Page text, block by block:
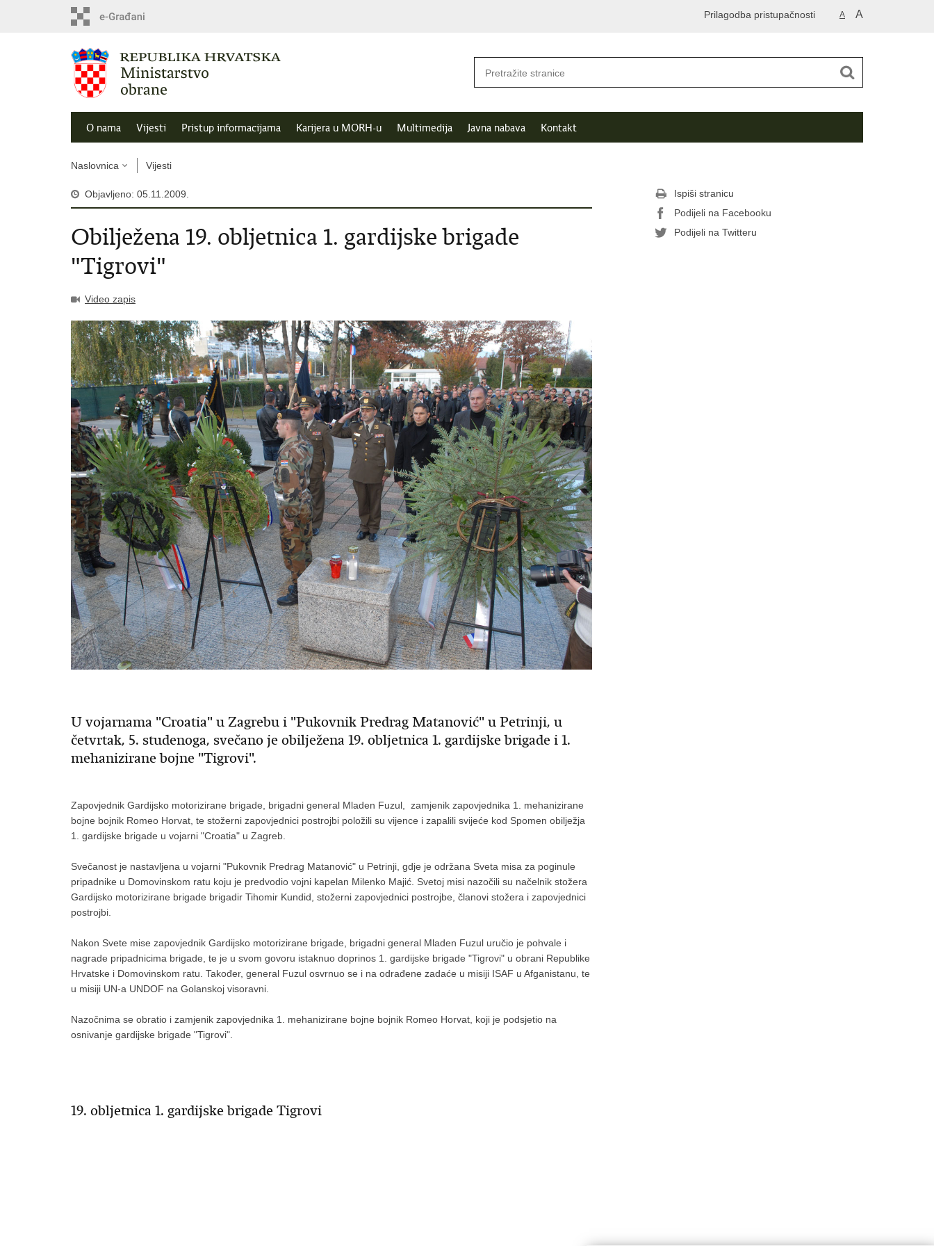
A A
Prilagodba pristupačnosti
O nama Vijesti Pristup informacijama Karijera u MORH-u Multimedija Javna nabava Kontakt
Naslovnica Vijesti
Objavljeno: 05.11.2009.
Obilježena 19. obljetnica 1. gardijske brigade
"Tigrovi"
Video zapis
U vojarnama "Croatia" u Zagrebu i "Pukovnik Predrag Matanović" u Petrinji, u
četvrtak, 5. studenoga, svečano je obilježena 19. obljetnica 1. gardijske brigade i 1.
mehanizirane bojne "Tigrovi".
Zapovjednik Gardijsko motorizirane brigade, brigadni general Mladen Fuzul, zamjenik zapovjednika 1. mehanizirane
bojne bojnik Romeo Horvat, te stožerni zapovjednici postrojbi položili su vijence i zapalili svijeće kod Spomen obilježja
1. gardijske brigade u vojarni "Croatia" u Zagreb.
Svečanost je nastavljena u vojarni "Pukovnik Predrag Matanović" u Petrinji, gdje je održana Sveta misa za poginule
pripadnike u Domovinskom ratu koju je predvodio vojni kapelan Milenko Majić. Svetoj misi nazočili su načelnik stožera
Gardijsko motorizirane brigade brigadir Tihomir Kundid, stožerni zapovjednici postrojbe, članovi stožera i zapovjednici
postrojbi.
Nakon Svete mise zapovjednik Gardijsko motorizirane brigade, brigadni general Mladen Fuzul uručio je pohvale i
nagrade pripadnicima brigade, te je u svom govoru istaknuo doprinos 1. gardijske brigade "Tigrovi" u obrani Republike
Hrvatske i Domovinskom ratu. Također, general Fuzul osvrnuo se i na odrađene zadaće u misiji ISAF u Afganistanu, te
u misiji UN-a UNDOF na Golanskoj visoravni.
Nazočnima se obratio i zamjenik zapovjednika 1. mehanizirane bojne bojnik Romeo Horvat, koji je podsjetio na
osnivanje gardijske brigade "Tigrovi".
19. obljetnica 1. gardijske brigade Tigrovi
Ispiši stranicu
Podijeli na Facebooku
Podijeli na Twitteru